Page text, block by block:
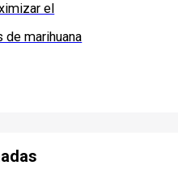
el
de marihuana